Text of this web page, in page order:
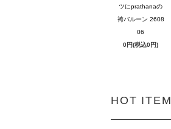
ツにprathanaの
袴バルーン 2608
06
0円(税込0円)
HOT ITEM